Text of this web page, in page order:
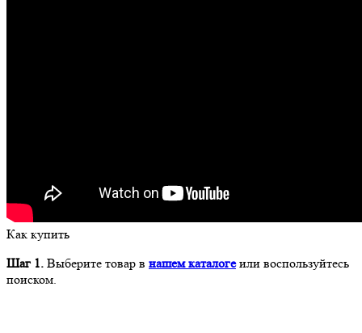
Как купить
Шаг 1. Выберите товар в нашем каталогеили воспользуйтесь
поиском.